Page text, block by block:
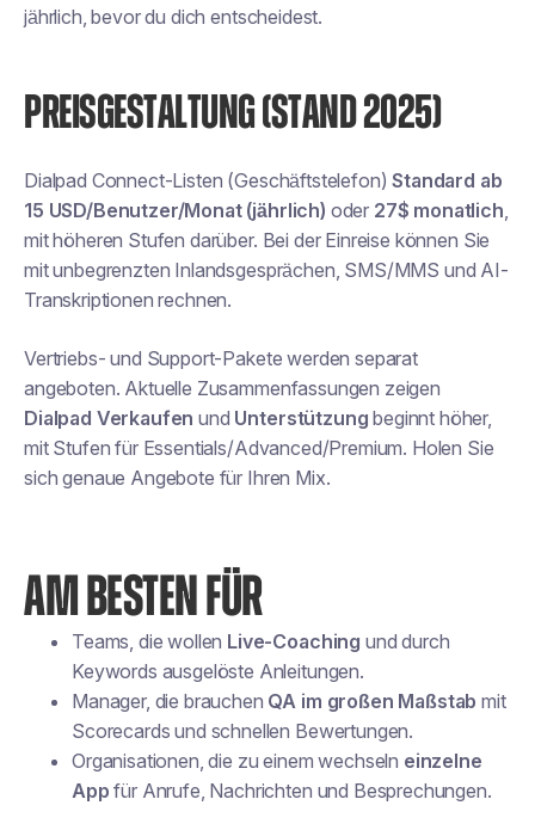
jährlich, bevor du dich entscheidest.
PREISGESTALTUNG (STAND 2025)
Dialpad Connect-Listen (Geschäftstelefon)Standard ab
15 USD/Benutzer/Monat (jährlich) oder 27$ monatlich,
mit höheren Stufen darüber. Bei der Einreise können Sie
mit unbegrenzten Inlandsgesprächen, SMS/MMS und AI-
Transkriptionen rechnen.
Vertriebs- und Support-Pakete werden separat
angeboten. Aktuelle Zusammenfassungen zeigen
Dialpad Verkaufen und Unterstützung beginnt höher,
mit Stufen für Essentials/Advanced/Premium. Holen Sie
sich genaue Angebote für Ihren Mix.
AM BESTEN FÜR
Teams, die wollen Live-Coaching und durch
Keywords ausgelöste Anleitungen.
Manager, die brauchen QA im großen Maßstab mit
Scorecards und schnellen Bewertungen.
Organisationen, die zu einem wechseln einzelne
App für Anrufe, Nachrichten und Besprechungen.